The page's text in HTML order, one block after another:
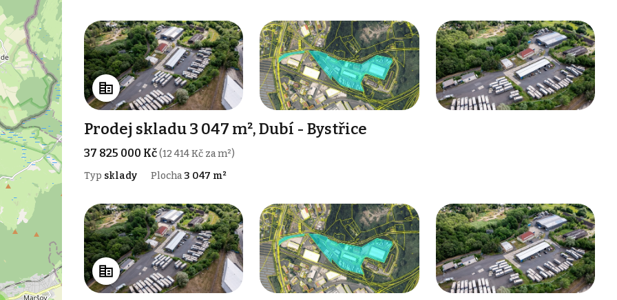
Prodej skladu 3 047 m², Dubí - Bystřice
37 825 000 Kč(12 414 Kč za m²)
Typ sklady Plocha 3 047 m²